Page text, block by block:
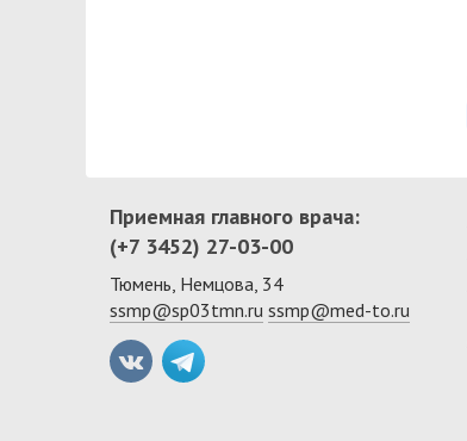
Приемная главного врача:
(+7 3452) 27-03-00
Тюмень, Немцова, 34
ssmp@sp03tmn.ru ssmp@med-to.ru